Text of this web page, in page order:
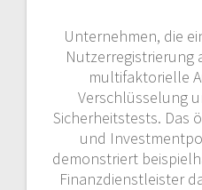
Unternehmen, die
Nutzerregistrierung
multifaktorielle
Verschlüsselung
Sicherheitstests. Das
und
demonstriert
Finanzdienstleister